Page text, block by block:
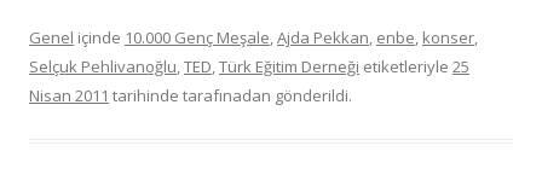
Genel içinde 10.000 Genç Meşale,Ajda Pekkan, enbe, konser,
Selçuk Pehlivanoğlu,TED,Türk Eğitim Derneği etiketleriyle 25
Nisan 2011 tarihinde tarafınadan gönderildi.